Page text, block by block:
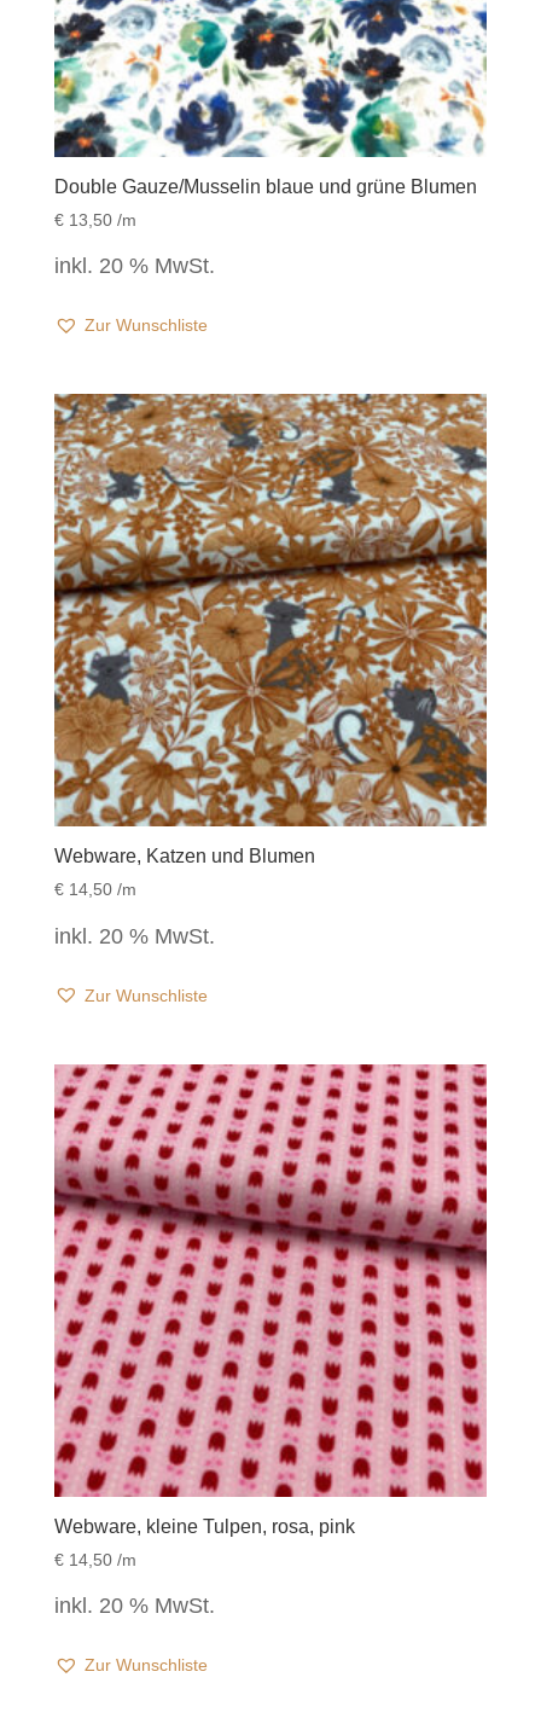
Double Gauze/Musselin blaue und grüne Blumen
€13,50/m
inkl. 20 % MwSt.
Zur Wunschliste
Webware, Katzen und Blumen
€14,50/m
inkl. 20 % MwSt.
Zur Wunschliste
Webware, kleine Tulpen, rosa, pink
€14,50/m
inkl. 20 % MwSt.
Zur Wunschliste